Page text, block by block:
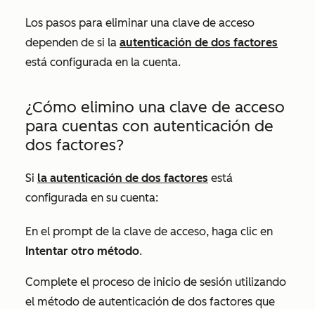
Los pasos para eliminar una clave de acceso
dependen de si la autenticación de dos factores
está configurada en la cuenta.
¿Cómo elimino una clave de acceso
para cuentas con autenticación de
dos factores?
Si la autenticación de dos factores está
configurada en su cuenta:
En el prompt de la clave de acceso, haga clic en
Intentar otro método.
Complete el proceso de inicio de sesión utilizando
el método de autenticación de dos factores que